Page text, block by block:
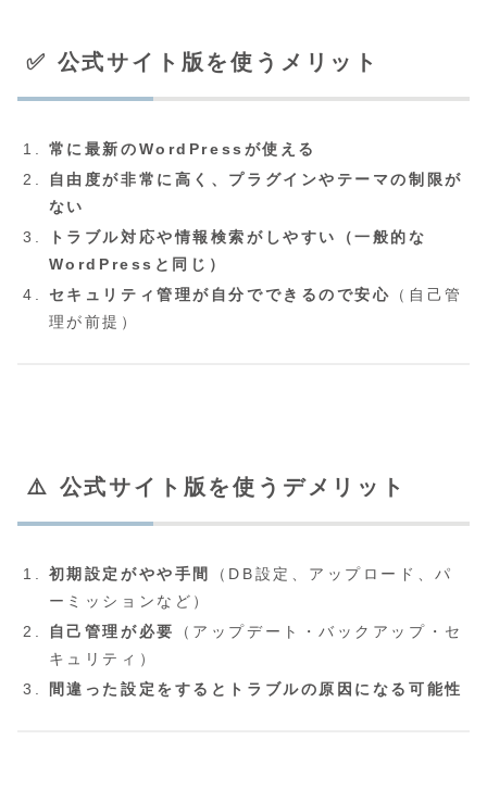
✅ 公式サイト版を使うメリット
常に最新のWordPressが使える
自由度が非常に高く、プラグインやテーマの制限が
ない
トラブル対応や情報検索がしやすい（一般的な
WordPressと同じ）
セキュリティ管理が自分でできるので安心 （自己管
理が前提）
⚠️ 公式サイト版を使うデメリット
初期設定がやや手間
（DB設定、アップロード、パ
ーミッションなど）
自己管理が必要
（アップデート・バックアップ・セ
キュリティ）
間違った設定をするとトラブルの原因になる可能性